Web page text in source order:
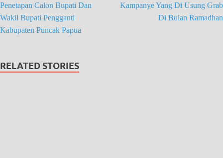
Penetapan Calon Bupati Dan
Wakil Bupati Pengganti
Kabupaten Puncak Papua
Kampanye Yang Di Usung Grab
Di Bulan Ramadhan
RELATED STORIES